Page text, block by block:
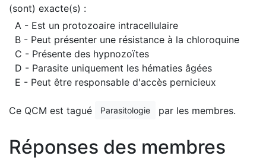
(sont) exacte(s) :
A - Est un protozoaire intracellulaire
B - Peut présenter une résistance à la chloroquine
C - Présente des hypnozoïtes
D - Parasite uniquement les hématies âgées
E - Peut être responsable d'accès pernicieux
Ce QCM est tagué Parasitologie par les membres.
Réponses des membres